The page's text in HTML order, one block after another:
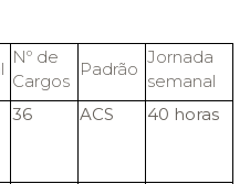
Nº de
Cargos
Padrão
Jornada
semanal
36 ACS 40 horas